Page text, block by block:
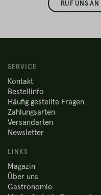
RUF UNS AN
SERVICE
Kontakt
Bestellinfo
Häufig gestellte Fragen
Zahlungsarten
Versandarten
Newsletter
LINKS
Magazin
Über uns
Gastronomie